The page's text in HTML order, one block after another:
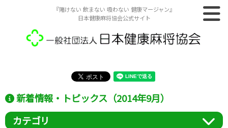
『賭けない 飲まない 吸わない 健康マージャン』
日本健康麻将協会公式サイト
新着情報・トピックス（2014年9月）
カテゴリ